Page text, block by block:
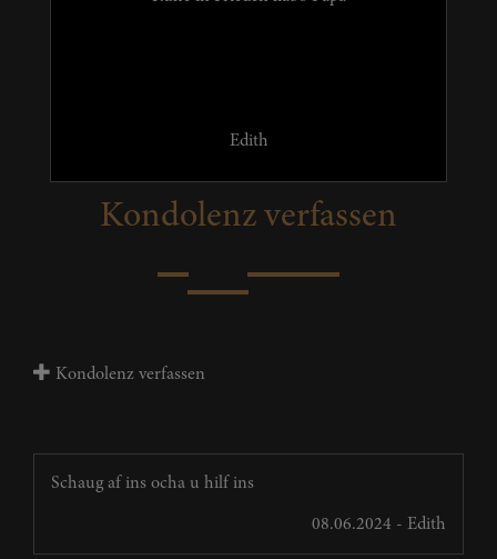
Edith
Kondolenz verfassen
Kondolenz verfassen
Schaug af ins ocha u hilf ins
08.06.2024 - Edith